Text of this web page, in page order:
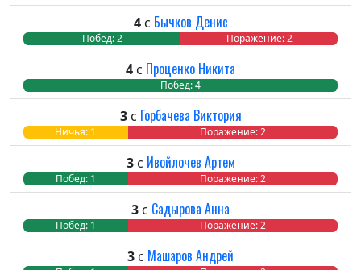
4с Бычков Денис
Побед: 2 Поражение: 2
4 с Проценко Никита
Побед: 4
3с Горбачева Виктория
Побед: 0Ничья: 1 Поражение: 2
3с Ивойлочев Артем
Побед: 1 Поражение: 2
3 с Садырова Анна
Побед: 1 Поражение: 2
3 с Машаров Андрей